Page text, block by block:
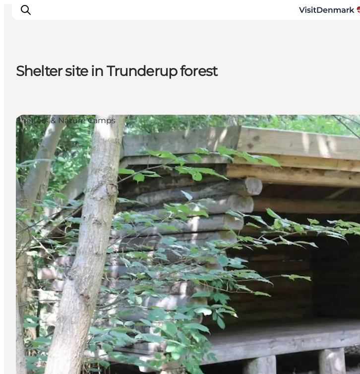
Wat te doen
Accommodaties
Plan je reis
Shelter site in Trunderup forest
Shelters & Nature Camps